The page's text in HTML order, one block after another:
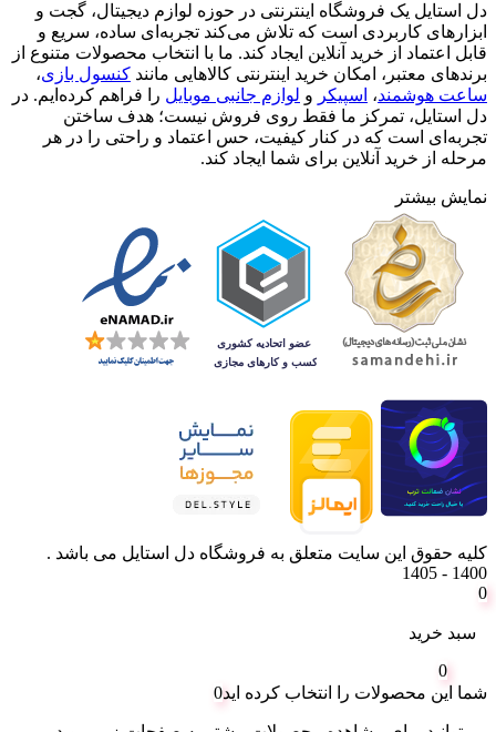
دل استایل یک فروشگاه اینترنتی در حوزه لوازم دیجیتال، گجت و
ابزارهای کاربردی است که تلاش می‌کند تجربه‌ای ساده، سریع و
قابل اعتماد از خرید آنلاین ایجاد کند. ما با انتخاب محصولات متنوع از
برندهای معتبر، امکان خرید اینترنتی کالاهایی مانند کنسول بازی،
ساعت هوشمند، اسپیکر و لوازم جانبی موبایل را فراهم کرده‌ایم. در
دل استایل، تمرکز ما فقط روی فروش نیست؛ هدف ساختن
تجربه‌ای است که در کنار کیفیت، حس اعتماد و راحتی را در هر
مرحله از خرید آنلاین برای شما ایجاد کند.
نمایش بیشتر
کلیه حقوق این سایت متعلق به فروشگاه دل استایل می باشد .
1400 - 1405
0
سبد خرید
0
شما این محصولات را انتخاب کرده اید0